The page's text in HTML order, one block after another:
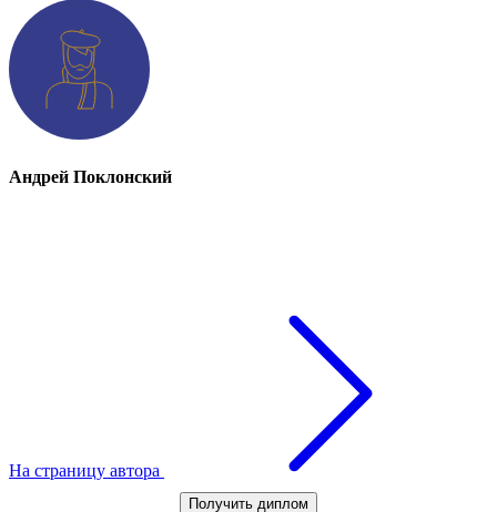
Андрей Поклонский
На страницу автора
Получить диплом